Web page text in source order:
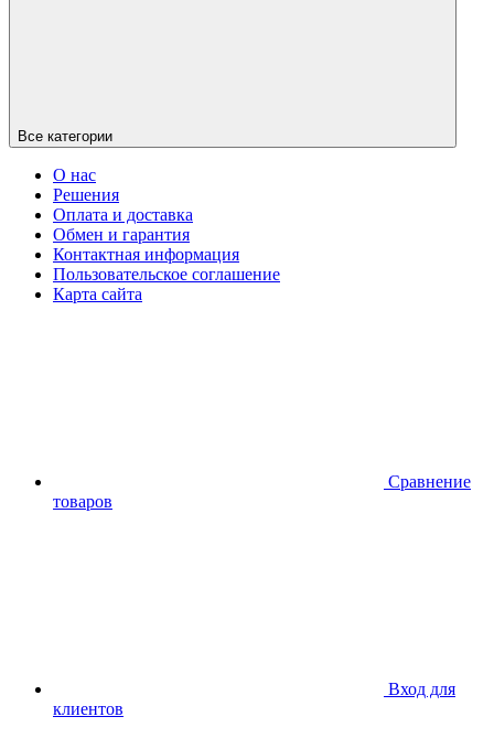
Все категории
О нас
Решения
Оплата и доставка
Обмен и гарантия
Контактная информация
Пользовательское соглашение
Карта сайта
Сравнение
товаров
Вход для
клиентов